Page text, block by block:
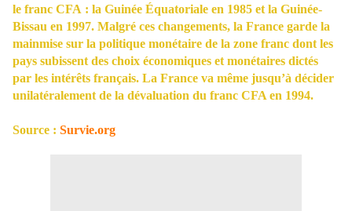
le franc CFA : la Guinée Équatoriale en 1985 et la Guinée-
Bissau en 1997. Malgré ces changements, la France garde la
mainmise sur la politique monétaire de la zone franc dont les
pays subissent des choix économiques et monétaires dictés
par les intérêts français. La France va même jusqu’à décider
unilatéralement de la dévaluation du franc CFA en 1994.
Source : Survie.org